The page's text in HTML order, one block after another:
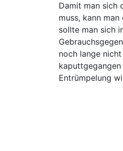
Damit man sich
muss, kann
sollte man sich
noch lange
Entrümpelung